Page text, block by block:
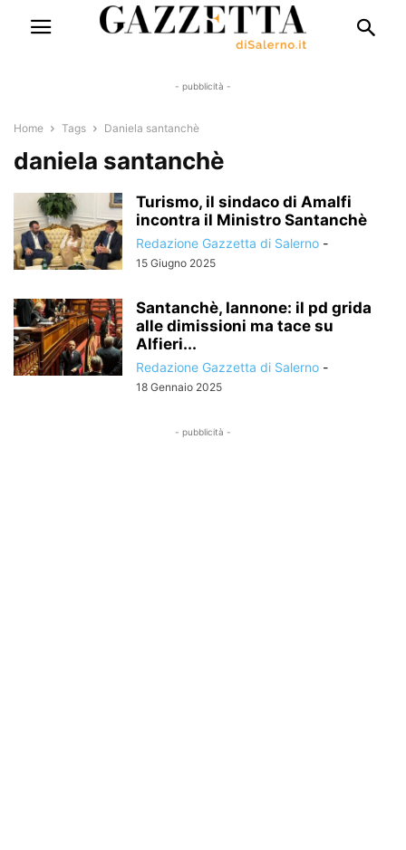
- pubblicità -
Home Tags Daniela santanchè
daniela santanchè
Turismo, il sindaco di Amalfi
incontra il Ministro Santanchè
Redazione Gazzetta di Salerno -
15 Giugno 2025
Santanchè, Iannone: il pd grida
alle dimissioni ma tace su
Alfieri...
Redazione Gazzetta di Salerno -
18 Gennaio 2025
- pubblicità -